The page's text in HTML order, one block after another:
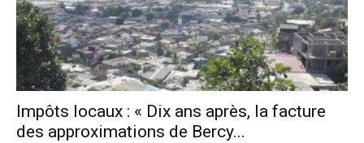
Impôts locaux : « Dix ans après, la facture
des approximations de Bercy...